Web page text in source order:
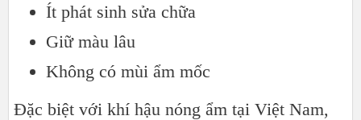
Ít phát sinh sửa chữa
Giữ màu lâu
Không có mùi ẩm mốc
Đặc biệt với khí hậu nóng ẩm tại Việt Nam,